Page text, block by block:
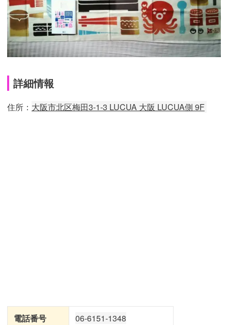
詳細情報
住所： 大阪市北区梅田3-1-3 LUCUA 大阪 LUCUA側 9F
電話番号 06-6151-1348